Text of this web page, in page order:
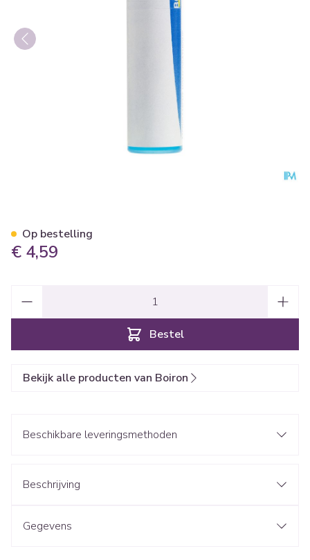
€ 4,59
Bestel
Op bestelling
Bekijk alle producten van Boiron
Beschikbare leveringsmethoden
Beschrijving
Gegevens